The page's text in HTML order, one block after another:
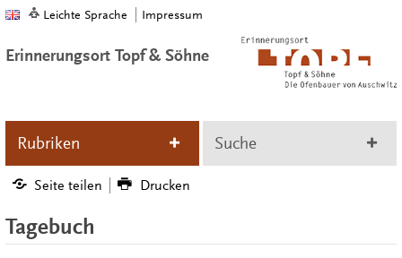
Leichte Sprache Impressum
Erinnerungsort Topf & Söhne
Rubriken Suche
Seite teilen Drucken
Tagebuch